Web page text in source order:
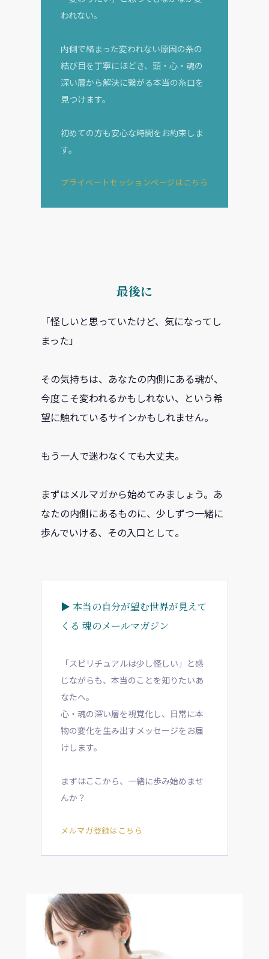
われない。
内側で絡まった変われない原因の糸の
結び目を丁寧にほどき、頭・心・魂の
深い層から解決に繋がる本当の糸口を
見つけます。
初めての方も安心な時間をお約束しま
す。
プライベートセッションページはこちら
最後に
「怪しいと思っていたけど、気になってし
まった」
その気持ちは、あなたの内側にある魂が、
今度こそ変われるかもしれない、という希
望に触れているサインかもしれません。
もう一人で迷わなくても大丈夫。
まずはメルマガから始めてみましょう。あ
なたの内側にあるものに、少しずつ一緒に
歩んでいける、その入口として。
▶ 本当の自分が望む世界が見えて
くる 魂のメールマガジン
「スピリチュアルは少し怪しい」と感
じながらも、本当のことを知りたいあ
なたへ。
心・魂の深い層を視覚化し、日常に本
物の変化を生み出すメッセージをお届
けします。
まずはここから、一緒に歩み始めませ
んか？
メルマガ登録はこちら
Instagram Youtube